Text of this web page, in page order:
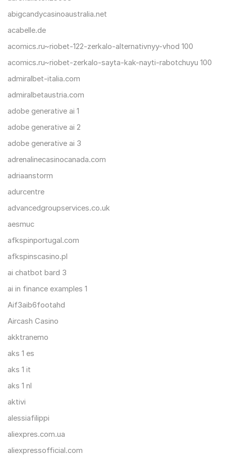
abigcandycasinoaustralia.net
acabelle.de
acomics.ru~riobet-122-zerkalo-alternativnyy-vhod 100
acomics.ru~riobet-zerkalo-sayta-kak-nayti-rabotchuyu 100
admiralbet-italia.com
admiralbetaustria.com
adobe generative ai 1
adobe generative ai 2
adobe generative ai 3
adrenalinecasinocanada.com
adriaanstorm
adurcentre
advancedgroupservices.co.uk
aesmuc
afkspinportugal.com
afkspinscasino.pl
ai chatbot bard 3
ai in finance examples 1
Aif3aib6footahd
Aircash Casino
akktranemo
aks 1 es
aks 1 it
aks 1 nl
aktivi
alessiafilippi
aliexpres.com.ua
aliexpressofficial.com